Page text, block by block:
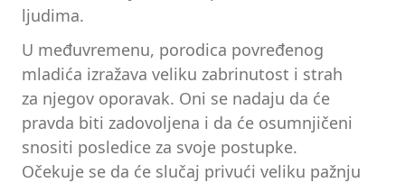
ljudima.
U međuvremenu, porodica povređenog
mladića izražava veliku zabrinutost i strah
za njegov oporavak. Oni se nadaju da će
pravda biti zadovoljena i da će osumnjičeni
snositi posledice za svoje postupke.
Očekuje se da će slučaj privući veliku pažnju